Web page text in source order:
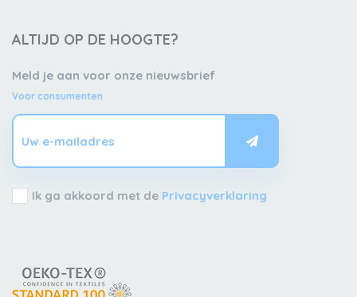
ALTIJD OP DE HOOGTE?
Meld je aan voor onze nieuwsbrief
Voor consumenten
Ik ga akkoord met de Privacyverklaring